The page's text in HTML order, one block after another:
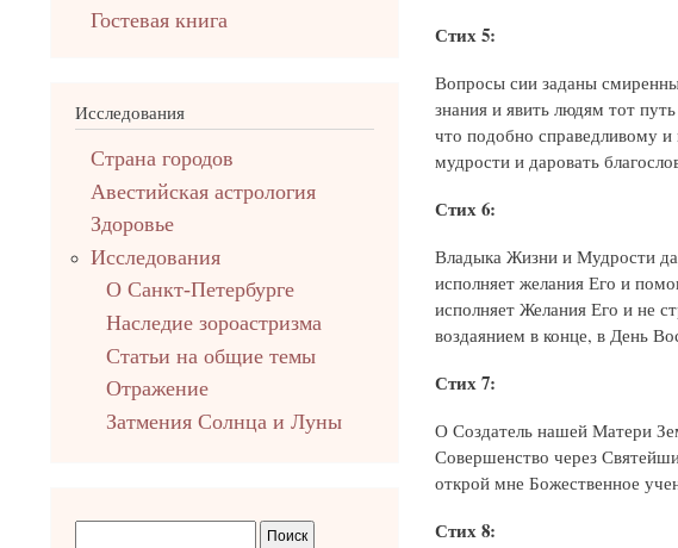
Стих 5:
Вопросы сии заданы
знания и явить людям тот
что подобно справедливому
мудрости и даровать
Стих 6:
Владыка Жизни и Мудрости
исполняет желания Его и
исполняет Желания Его и не
воздаянием в конце, в День
Стих 7:
О Создатель нашей Матери
Совершенство через
открой мне Божественное
Стих 8:
Гостевая книга
Исследования
Страна городов
Авестийская астрология
Здоровье
Исследования
О Санкт-Петербурге
Наследие зороастризма
Cтатьи на общие темы
Отражение
Затмения Солнца и Луны